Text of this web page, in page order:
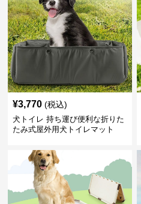
¥3,770 (税込)
犬トイレ 持ち運び便利な折りた
たみ式屋外用犬トイレマット